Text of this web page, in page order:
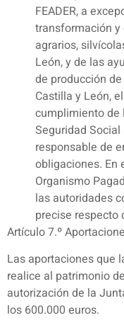
FEADER, a
transformación
agrarios,
León, y de las
de producción
Castilla y León,
cumplimiento de
Seguridad
responsable de
obligaciones. En
Organismo
las autoridades
precise respecto
Artículo 7.º
Las aportaciones que
realice al patrimonio
autorización de la
los 600.000 euros.